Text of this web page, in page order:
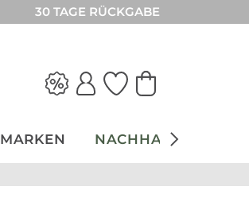
30 TAGE RÜCKGABE
MARKEN NACHHALTIGKEIT